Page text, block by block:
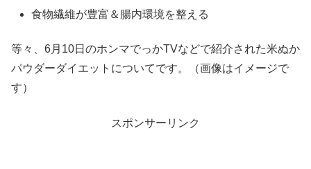
食物繊維が豊富＆腸内環境を整える
等々、6月10日のホンマでっかTVなどで紹介された米ぬか
パウダーダイエットについてです。（画像はイメージで
す）
スポンサーリンク